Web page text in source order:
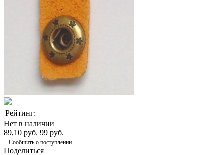
Рейтинг:
Нет в наличии
89,10 руб. 99 руб.
Сообщить о поступлении
Поделиться